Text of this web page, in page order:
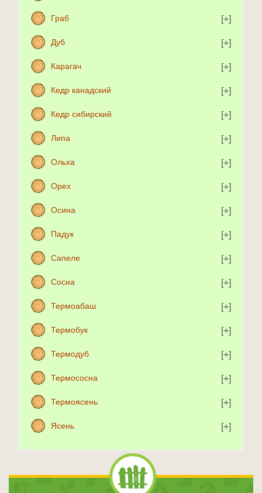
Граб
Дуб
Карагач
Кедр канадский
Кедр сибирский
Липа
Ольха
Орех
Осина
Падук
Сапеле
Сосна
Термоабаш
Термобук
Термодуб
Термососна
Термоясень
Ясень